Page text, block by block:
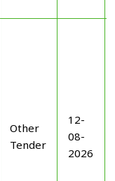
Other
Tender
12-
08-
2026